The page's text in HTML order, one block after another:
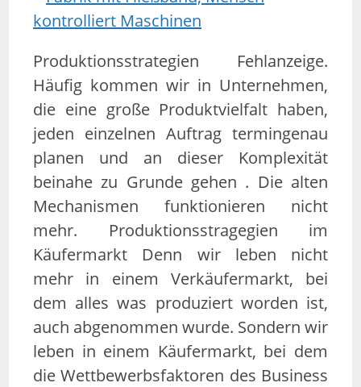
Produktionsstrategien Fehlanzeige.
Häufig kommen wir in Unternehmen,
die eine große Produktvielfalt haben,
jeden einzelnen Auftrag termingenau
planen und an dieser Komplexität
beinahe zu Grunde gehen . Die alten
Mechanismen funktionieren nicht
mehr. Produktionsstragegien im
Käufermarkt Denn wir leben nicht
mehr in einem Verkäufermarkt, bei
dem alles was produziert worden ist,
auch abgenommen wurde. Sondern wir
leben in einem Käufermarkt, bei dem
die Wettbewerbsfaktoren des Business